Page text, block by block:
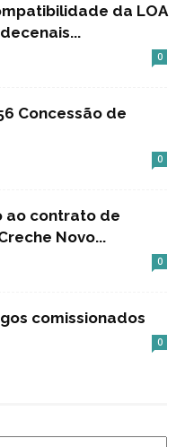
da LOA
0
Concessão de
0
ao contrato de
Novo...
0
comissionados
0